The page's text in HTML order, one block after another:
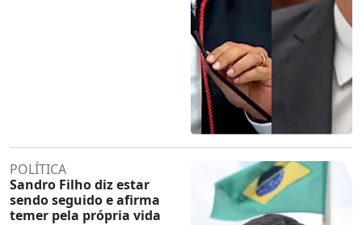
POLÍTICA
Sandro Filho diz estar
sendo seguido e afirma
temer pela própria vida